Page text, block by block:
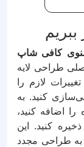
کافی شاپ
طراحی لایه
لازم را
کنید. به
اضافه کنید،
کنید. این
به طراحی مجدد